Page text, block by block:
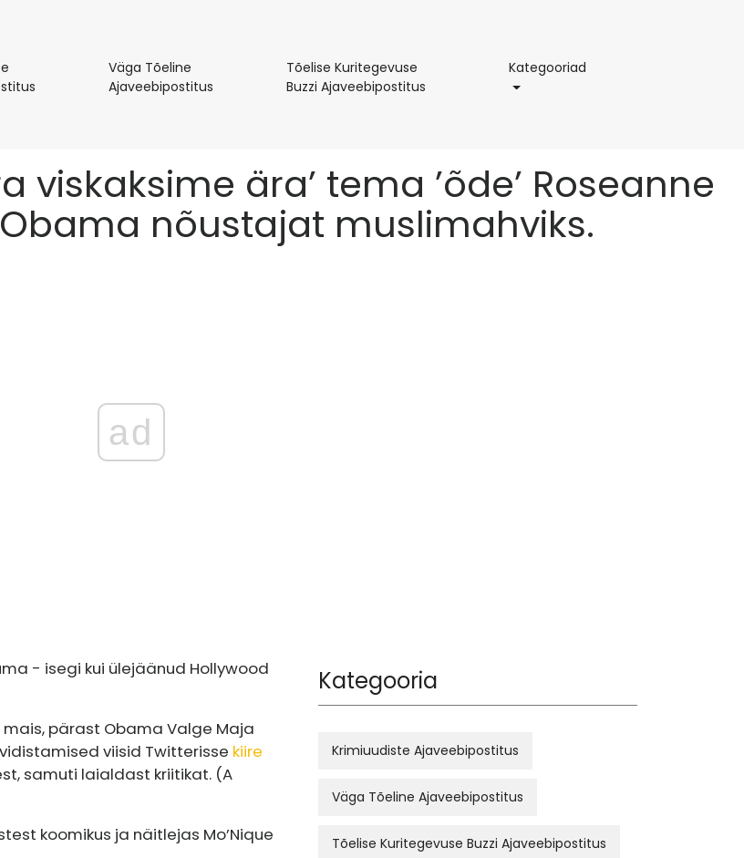
Krimiuudiste
Väga Tõeline
AjaveebipostitusVäga
Tõelise Kuritegevuse
Buzzi AjaveebipostitusTõelise
Kategooriad
viskaksime ära’ tema ’õde’ Roseanne
nõustajat muslimahviks.
ad
- isegi kui ülejäänud Hollywood
pärast Obama Valge Maja
viisid Twitterisse kiire
samuti laialdast kriitikat. (A
koomikus ja näitlejas Mo’Nique
Kategooria
Krimiuudiste Ajaveebipostitus
Väga Tõeline Ajaveebipostitus
Tõelise Kuritegevuse Buzzi Ajaveebipostitus